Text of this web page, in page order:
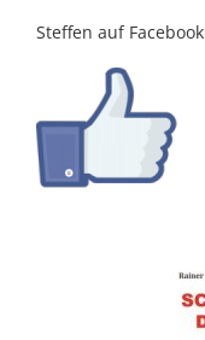
Steffen auf Facebook